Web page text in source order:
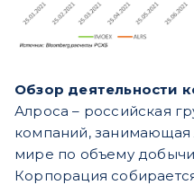
Обзор деятельности
Алроса – российская
компаний,
мире по объему
Корпорация